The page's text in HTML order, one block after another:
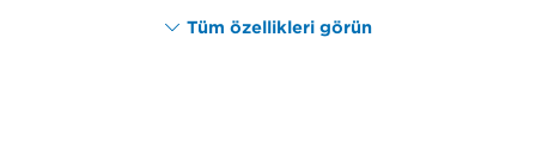
Tüm özellikleri görün